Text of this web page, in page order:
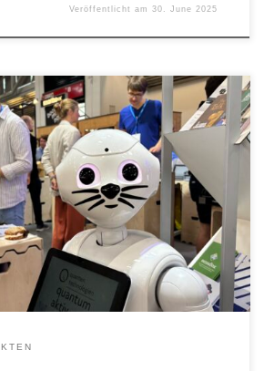
Veröffentlicht am30. June 2025
3 Die World of Quantum ist fast schon
die Zeit vergeht. Genauso schnell wie
wächst unsere Partnerwand. Es ist
blauen Boxen an der Wand wachsen und
einlädt mit […]